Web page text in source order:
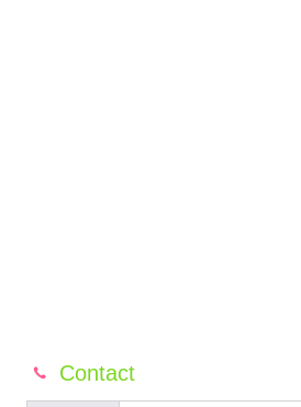
Contact